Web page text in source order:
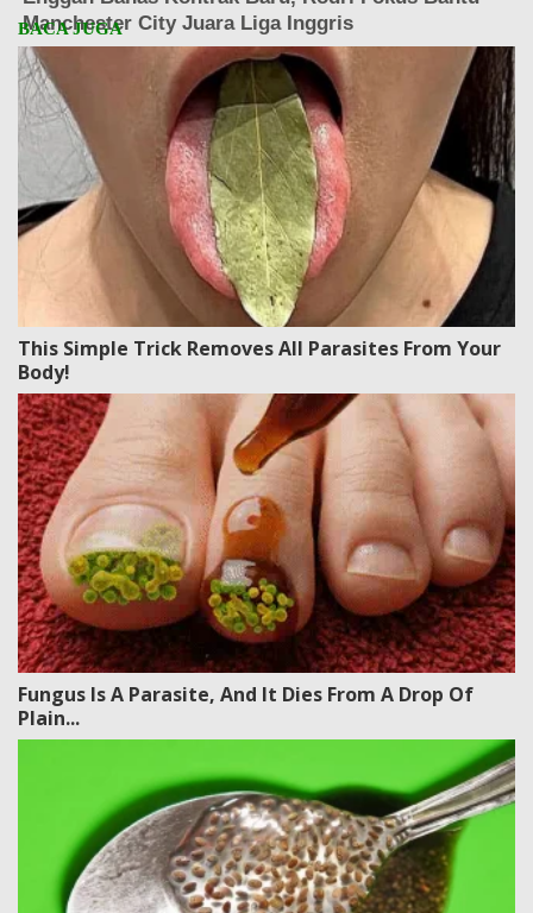
This Simple Trick Removes All Parasites From Your
Body!
Fungus Is A Parasite, And It Dies From A Drop Of
Plain...